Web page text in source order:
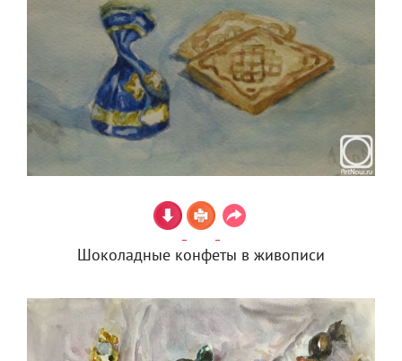
Шоколадные конфеты в живописи